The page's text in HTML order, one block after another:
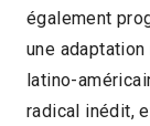
également
une adaptation
latino-
radical inédit,